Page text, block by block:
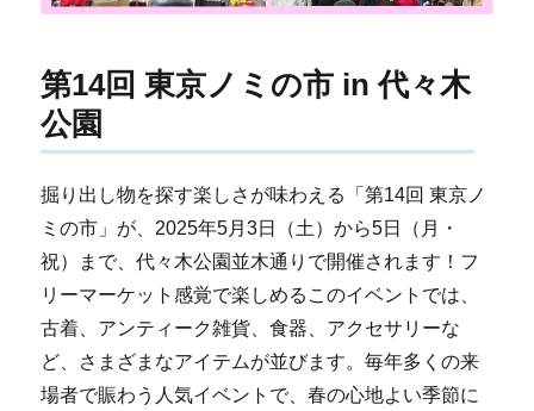
第14回 東京ノミの市 in 代々木
公園
掘り出し物を探す楽しさが味わえる「第14回 東京ノ
ミの市」が、2025年5月3日（土）から5日（月・
祝）まで、代々木公園並木通りで開催されます！フ
リーマーケット感覚で楽しめるこのイベントでは、
古着、アンティーク雑貨、食器、アクセサリーな
ど、さまざまなアイテムが並びます。毎年多くの来
場者で賑わう人気イベントで、春の心地よい季節に